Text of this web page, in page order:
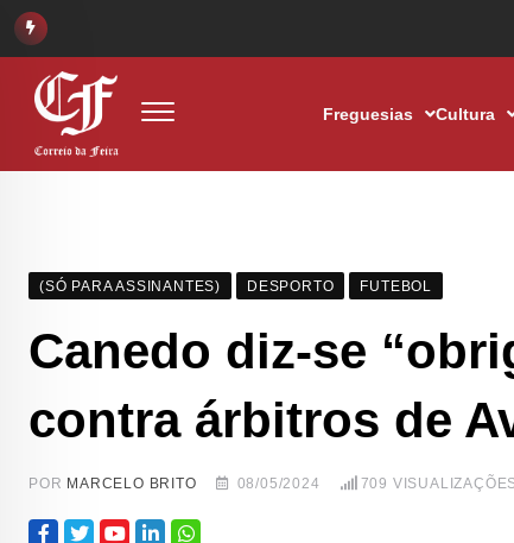
Freguesias Cultura
(SÓ PARA ASSINANTES) DESPORTO FUTEBOL
Canedo diz-se
contra árbitros de
POR MARCELO BRITO 08/05/2024 709